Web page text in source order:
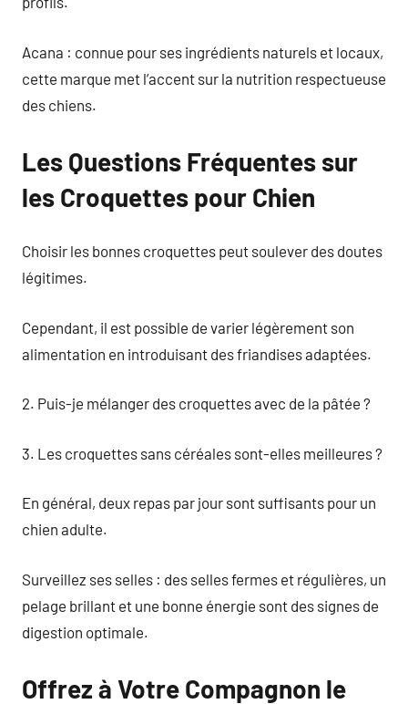
Acana : connue pour ses ingrédients naturels et locaux,
cette marque met l’accent sur la nutrition respectueuse
des chiens.
Les Questions Fréquentes sur
les Croquettes pour Chien
Choisir les bonnes croquettes peut soulever des doutes
légitimes.
Cependant, il est possible de varier légèrement son
alimentation en introduisant des friandises adaptées.
2. Puis-je mélanger des croquettes avec de la pâtée ?
3. Les croquettes sans céréales sont-elles meilleures ?
En général, deux repas par jour sont suffisants pour un
chien adulte.
Surveillez ses selles : des selles fermes et régulières, un
pelage brillant et une bonne énergie sont des signes de
digestion optimale.
Offrez à Votre Compagnon le